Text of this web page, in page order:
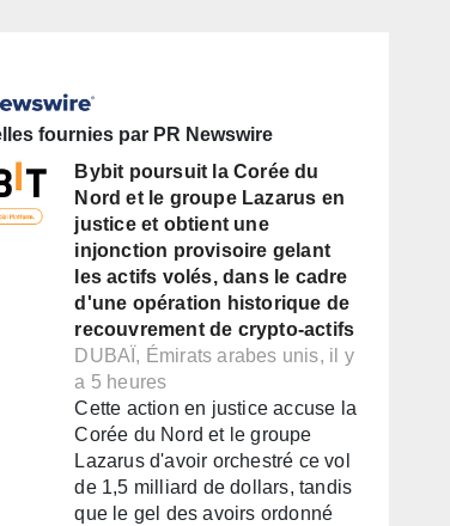
fournies par PR Newswire
Bybit poursuit la Corée du
Nord et le groupe Lazarus en
justice et obtient une
injonction provisoire gelant
les actifs volés, dans le cadre
d'une opération historique de
recouvrement de crypto-actifs
DUBAÏ, Émirats arabes unis, il y
a 5 heures
Cette action en justice accuse la
Corée du Nord et le groupe
Lazarus d'avoir orchestré ce vol
de 1,5 milliard de dollars, tandis
que le gel des avoirs ordonné